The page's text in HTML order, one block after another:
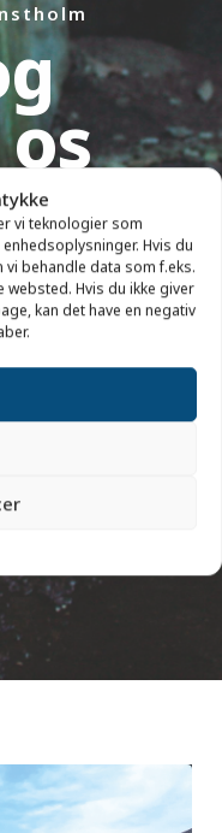
vi teknologier som
Hvis du
behandle data som f.eks.
Hvis du ikke giver
kan det have en negativ
for alle aldre